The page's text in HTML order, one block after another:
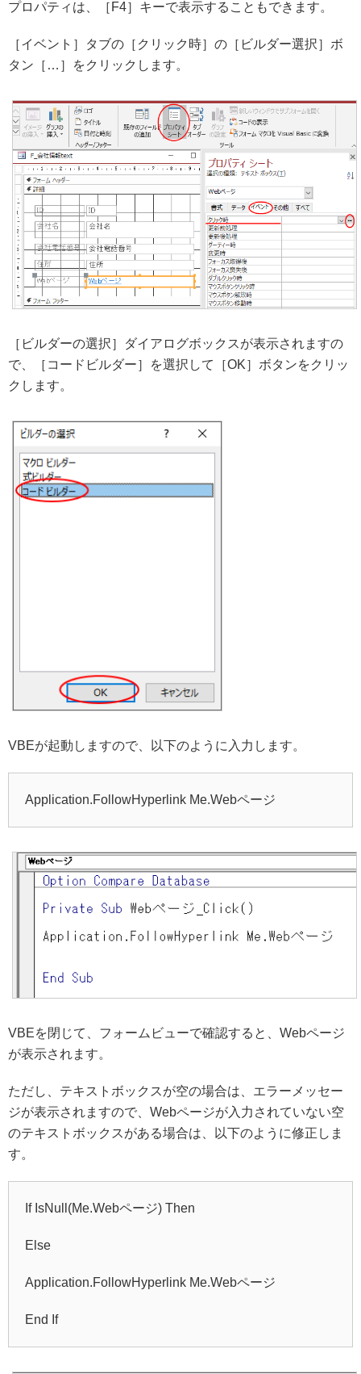
プロパティは、［F4］キーで表示することもできます。
［イベント］タブの［クリック時］の［ビルダー選択］ボ
タン［…］をクリックします。
［ビルダーの選択］ダイアログボックスが表示されますの
で、［コードビルダー］を選択して［OK］ボタンをクリッ
クします。
VBEが起動しますので、以下のように入力します。
Application.FollowHyperlink Me.Webページ
VBEを閉じて、フォームビューで確認すると、Webページ
が表示されます。
ただし、テキストボックスが空の場合は、エラーメッセー
ジが表示されますので、Webページが入力されていない空
のテキストボックスがある場合は、以下のように修正しま
す。
If IsNull(Me.Webページ) Then
Else
Application.FollowHyperlink Me.Webページ
End If